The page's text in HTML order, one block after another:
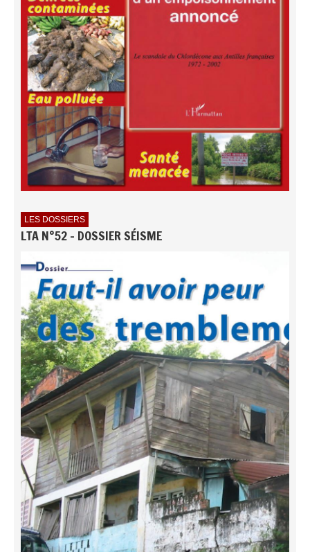
LES DOSSIERS
LTA N°52 - DOSSIER SÉISME